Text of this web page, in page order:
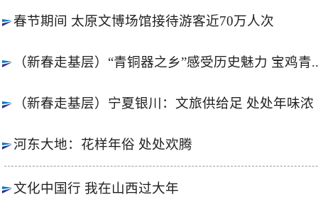
春节期间 太原文博场馆接待游客近70万人次
（新春走基层）“青铜器之乡”感受历史魅力 宝鸡青
（新春走基层）宁夏银川：文旅供给足 处处年味浓
河东大地：花样年俗 处处欢腾
文化中国行 我在山西过大年